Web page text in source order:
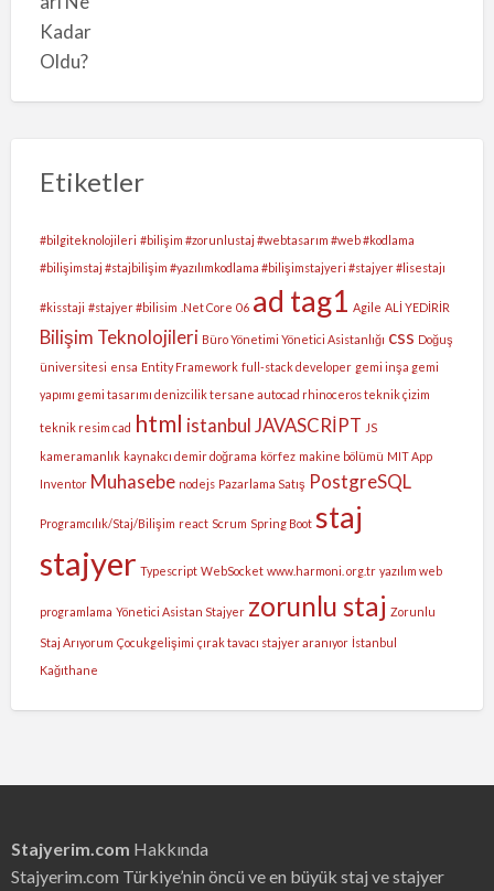
Etiketler
#bilgiteknolojileri #bilişim #zorunlustaj #webtasarım #web #kodlama
#bilişimstaj #stajbilişim #yazılımkodlama #bilişimstajyeri #stajyer #lisestajı
#kisstaji #stajyer #bilisim .Net Core 06 ad tag1 Agile ALİ YEDİRİR
Bilişim Teknolojileri Büro Yönetimi Yönetici Asistanlığı css Doğuş
üniversitesi ensa Entity Framework full-stack developer gemi inşa gemi
yapımı gemi tasarımı denizcilik tersane autocad rhinoceros teknik çizim
teknik resim cad html istanbulJAVASCRİPT JS
kameramanlık kaynakcı demir doğrama körfez makine bölümü MIT App
Inventor Muhasebe nodejs Pazarlama Satış PostgreSQL
Programcılık/Staj/Bilişim react Scrum Spring Boot staj
stajyer Typescript WebSocket www.harmoni. org.tr yazılım web
programlama Yönetici Asistan Stajyer zorunlu staj Zorunlu
Staj Arıyorum Çocukgelişimi çırak tavacı stajyer aranıyor İstanbul
Kağıthane
Stajyerim.com Hakkında
Stajyerim.com Türkiye’nin öncü ve en büyük staj ve stajyer